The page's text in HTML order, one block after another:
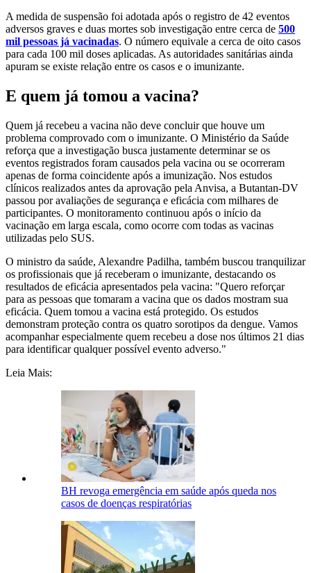
A medida de suspensão foi adotada após o registro de 42 eventos
adversos graves e duas mortes sob investigação entre cerca de 500
mil pessoas já vacinadas. O número equivale a cerca de oito casos
para cada 100 mil doses aplicadas. As autoridades sanitárias ainda
apuram se existe relação entre os casos e o imunizante.
E quem já tomou a vacina?
Quem já recebeu a vacina não deve concluir que houve um
problema comprovado com o imunizante. O Ministério da Saúde
reforça que a investigação busca justamente determinar se os
eventos registrados foram causados pela vacina ou se ocorreram
apenas de forma coincidente após a imunização. Nos estudos
clínicos realizados antes da aprovação pela Anvisa, a Butantan-DV
passou por avaliações de segurança e eficácia com milhares de
participantes. O monitoramento continuou após o início da
vacinação em larga escala, como ocorre com todas as vacinas
utilizadas pelo SUS.
O ministro da saúde, Alexandre Padilha, também buscou tranquilizar
os profissionais que já receberam o imunizante, destacando os
resultados de eficácia apresentados pela vacina: "Quero reforçar
para as pessoas que tomaram a vacina que os dados mostram sua
eficácia. Quem tomou a vacina está protegido. Os estudos
demonstram proteção contra os quatro sorotipos da dengue. Vamos
acompanhar especialmente quem recebeu a dose nos últimos 21 dias
para identificar qualquer possível evento adverso."
Leia Mais:
BH revoga emergência em saúde após queda nos
casos de doenças respiratórias